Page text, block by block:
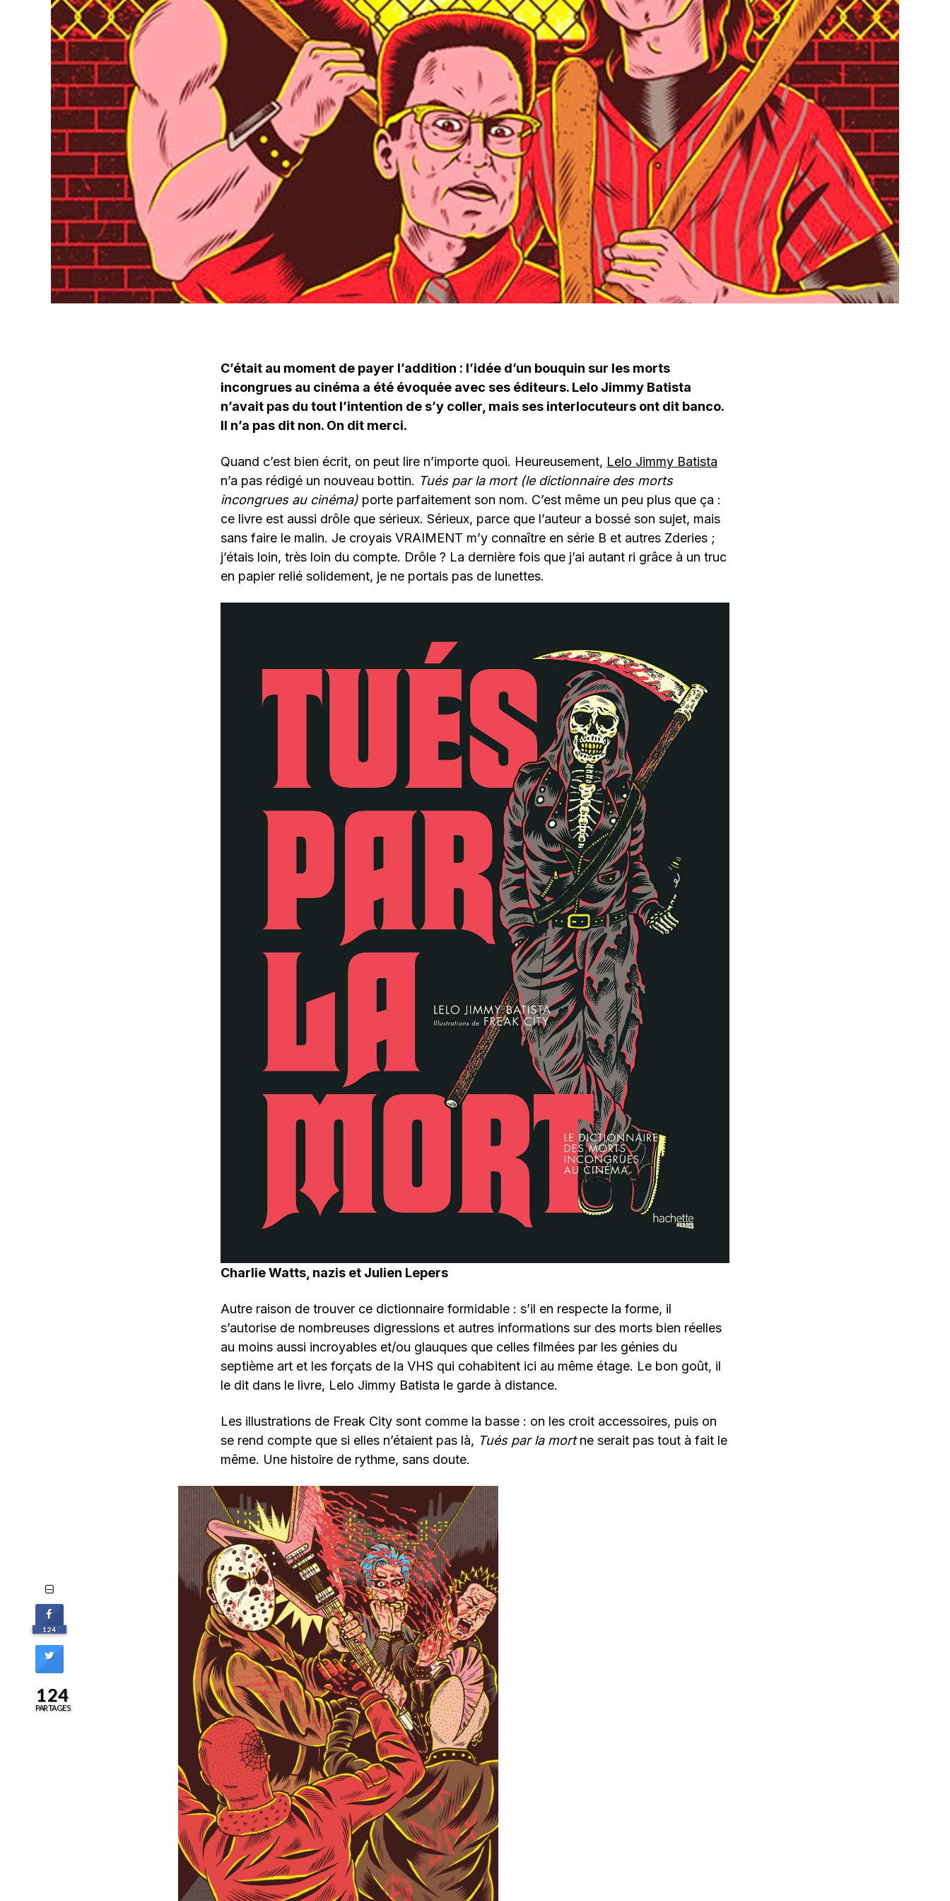
C’était au moment de payer l’addition : l’idée d’un bouquin sur les morts
incongrues au cinéma a été évoquée avec ses éditeurs. Lelo Jimmy Batista
n’avait pas du tout l’intention de s’y coller, mais ses interlocuteurs ont dit banco.
Il n’a pas dit non. On dit merci.
Quand c’est bien écrit, on peut lire n’importe quoi. Heureusement, Lelo Jimmy Batista
n’a pas rédigé un nouveau bottin. Tués par la mort (le dictionnaire des morts
incongrues au cinéma) porte parfaitement son nom. C’est même un peu plus que ça :
ce livre est aussi drôle que sérieux. Sérieux, parce que l’auteur a bossé son sujet, mais
sans faire le malin. Je croyais VRAIMENT m’y connaître en série B et autres Zderies ;
j’étais loin, très loin du compte. Drôle ? La dernière fois que j’ai autant ri grâce à un truc
en papier relié solidement, je ne portais pas de lunettes.
Charlie Watts, nazis et Julien Lepers
Autre raison de trouver ce dictionnaire formidable : s’il en respecte la forme, il
s’autorise de nombreuses digressions et autres informations sur des morts bien réelles
au moins aussi incroyables et/ou glauques que celles filmées par les génies du
septième art et les forçats de la VHS qui cohabitent ici au même étage. Le bon goût, il
le dit dans le livre, Lelo Jimmy Batista le garde à distance.
Les illustrations de Freak City sont comme la basse : on les croit accessoires, puis on
se rend compte que si elles n’étaient pas là, Tués par la mortne serait pas tout à fait le
même. Une histoire de rythme, sans doute.
124
124
PARTAGES